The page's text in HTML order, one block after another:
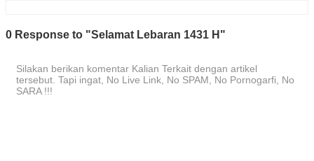
0 Response to "Selamat Lebaran 1431 H"
Silakan berikan komentar Kalian Terkait dengan artikel
tersebut. Tapi ingat, No Live Link, No SPAM, No Pornogarfi, No
SARA !!!